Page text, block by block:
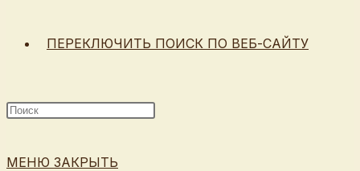
ПЕРЕКЛЮЧИТЬ ПОИСК ПО ВЕБ-САЙТУ
МЕНЮ ЗАКРЫТЬ